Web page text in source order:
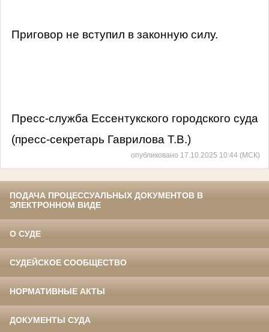
Приговор не вступил в законную силу.
Пресс-служба Ессентукского городского суда
(пресс-секретарь Гаврилова Т.В.)
опубликовано 17.10.2025 10:44 (МСК)
ПОДАЧА ПРОЦЕССУАЛЬНЫХ ДОКУМЕНТОВ В
ЭЛЕКТРОННОМ ВИДЕ
О СУДЕ
СУДЕЙСКОЕ СООБЩЕСТВО
НОРМАТИВНЫЕ АКТЫ
ДОКУМЕНТЫ СУДА